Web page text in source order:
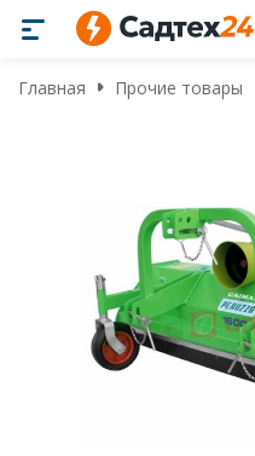
Главная Прочие товары